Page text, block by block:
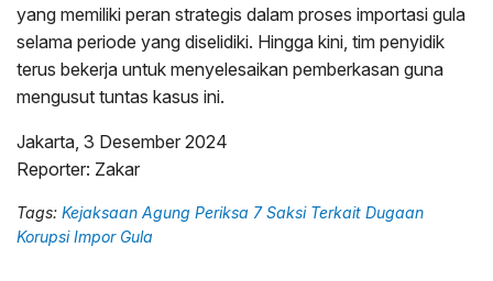
yang memiliki peran strategis dalam proses importasi gula
selama periode yang diselidiki. Hingga kini, tim penyidik
terus bekerja untuk menyelesaikan pemberkasan guna
mengusut tuntas kasus ini.
Jakarta, 3 Desember 2024
Reporter: Zakar
Tags: Kejaksaan Agung Periksa 7 Saksi Terkait Dugaan
Korupsi Impor Gula